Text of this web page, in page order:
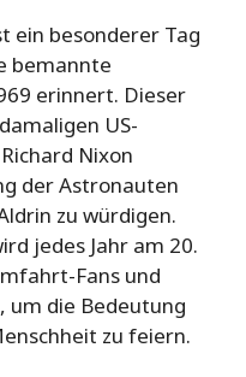
ein besonderer Tag
bemannte
erinnert. Dieser
US-
Nixon
der Astronauten
zu würdigen.
jedes Jahr am 20.
Fans und
um die Bedeutung
zu feiern.